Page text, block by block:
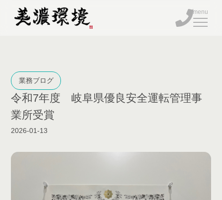
BUSINESS
FACILITY
COMPANY
ENTRY
業務ブログ
令和7年度 岐阜県優良安全運転管理事
業所受賞
2026-01-13